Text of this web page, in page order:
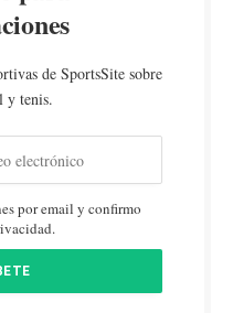
de SportsSite sobre
y tenis.
por email y confirmo